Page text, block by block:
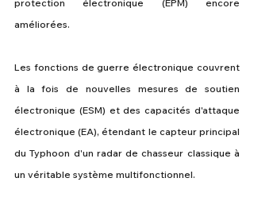
protection électronique (EPM) encore
améliorées.
Les fonctions de guerre électronique couvrent
à la fois de nouvelles mesures de soutien
électronique (ESM) et des capacités d'attaque
électronique (EA), étendant le capteur principal
du Typhoon d'un radar de chasseur classique à
un véritable système multifonctionnel.